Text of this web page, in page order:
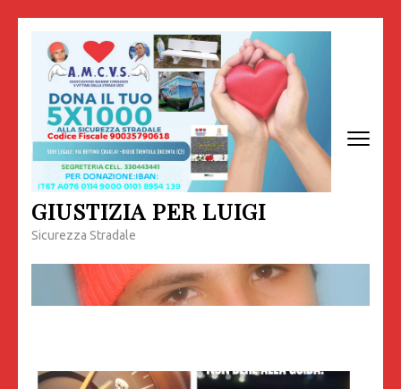
contenuto
(premi
invio)
GIUSTIZIA PER LUIGI
Sicurezza Stradale